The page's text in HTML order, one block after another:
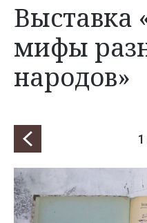
Выставка
мифы
народов»
1